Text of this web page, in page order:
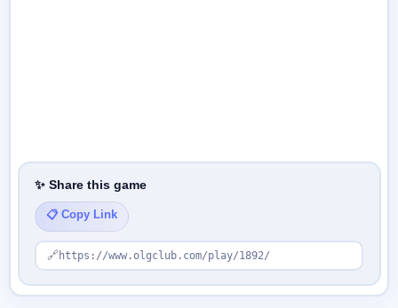
✨ Share this game
📋 Copy Link
🔗 https://www.olgclub.com/play/1892/